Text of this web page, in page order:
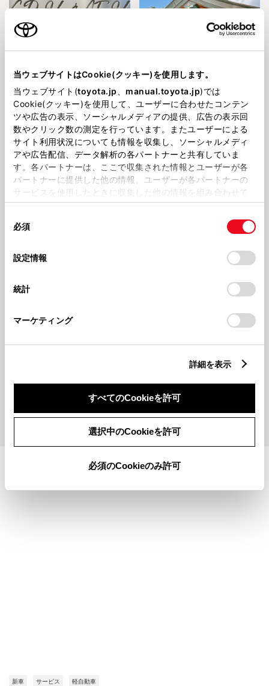
当ウェブサイトはCookie(クッキー)を使用します。
当ウェブサイト(toyota.jp manual.toyota.jp)では
Cookie(クッキー)を使用して、ユーザーに合わせたコンテン
ツや広告の表示、ソーシャルメディアの提供、広告の表示回
数やクリック数の測定を行っています。またユーザーによる
サイト利用状況についても情報を収集し、ソーシャルメディ
アや広告配信、データ解析の各パートナーと共有していま
す。各パートナーは、ここで収集された情報とユーザーが各
パートナーに提供した他の情報、ユーザーが各パートナーの
サービスを使用したときに収集した他の情報を組み合わせて
使用することがあります。当ウェブサイトの使用を続行する
デバイスにすべてのCookie(クッキー)が保存されることに同
意したことになります。Cookie(クッキー)のオプトアウト、
設定の変更、同意を撤回したりするにあたっては、当社の
「Cookie（クッキー）情報の取り扱いについて
」をご覧くだ
必須
設定情報
統計
マーケティング
詳細を表示
すべてのCookieを許可
選択中のCookieを許可
必須のCookieのみ許可
2023518
「GR86&AE86」
2023427
✨店舗スタッフの休日 その2✨
✨店舗スタッフの休日 その1✨
施設情報・サービス
新車 サービス 軽自動車